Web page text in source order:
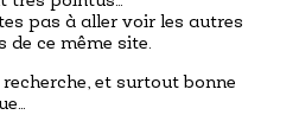
pas à aller voir les autres
de ce même site.
recherche, et surtout bonne